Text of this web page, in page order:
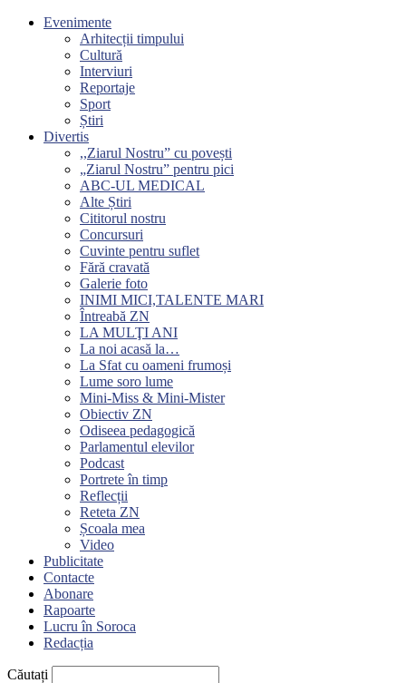
Evenimente
Arhitecții timpului
Cultură
Interviuri
Reportaje
Sport
Știri
Divertis
,,Ziarul Nostru” cu povești
„Ziarul Nostru” pentru pici
ABC-UL MEDICAL
Alte Știri
Cititorul nostru
Concursuri
Cuvinte pentru suflet
Fără cravată
Galerie foto
INIMI MICI,TALENTE MARI
Întreabă ZN
LA MULŢI ANI
La noi acasă la…
La Sfat cu oameni frumoși
Lume soro lume
Mini-Miss & Mini-Mister
Obiectiv ZN
Odiseea pedagogică
Parlamentul elevilor
Podcast
Portrete în timp
Reflecții
Reteta ZN
Școala mea
Video
Publicitate
Contacte
Abonare
Rapoarte
Lucru în Soroca
Redacția
Căutați